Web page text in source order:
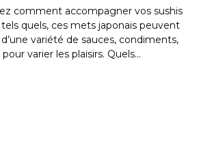
comment accompagner vos sushis
quels, ces mets japonais peuvent
variété de sauces, condiments,
varier les plaisirs. Quels...